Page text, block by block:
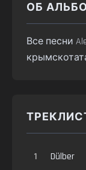
ОБ
Все песни
1 Dülber